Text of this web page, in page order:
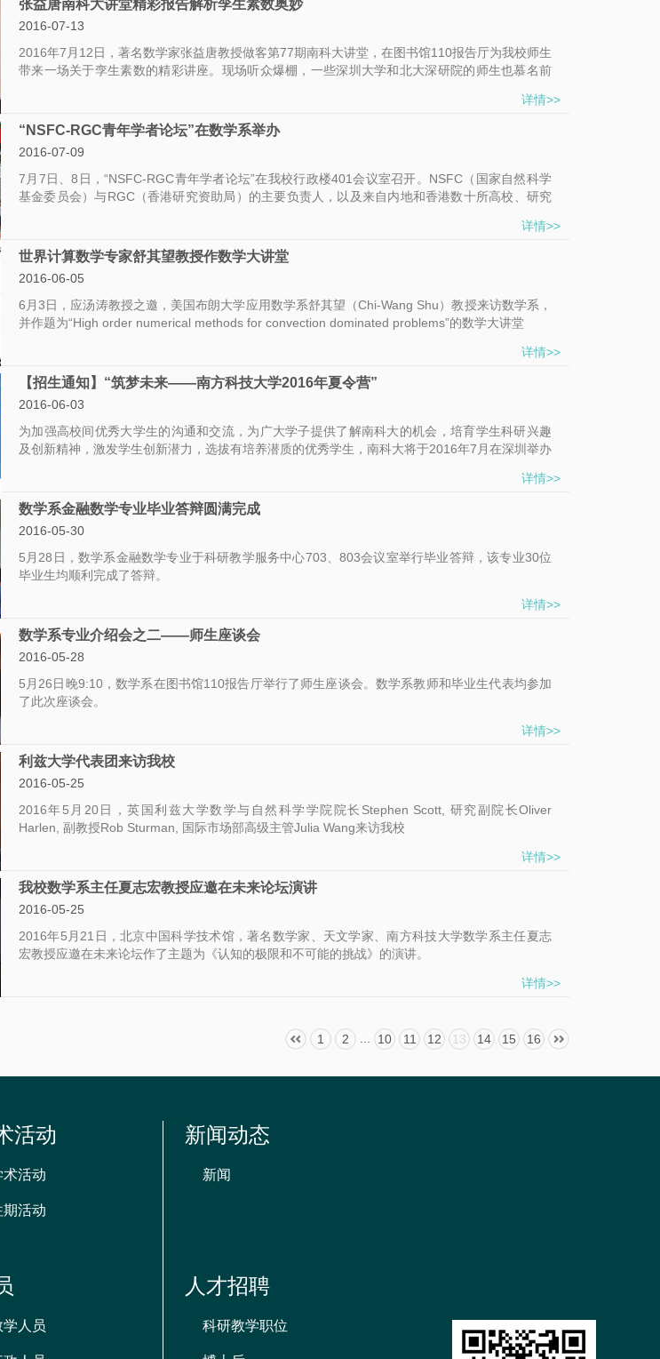
张益唐南科大讲堂精彩报告解析孪生素数奥妙
2016-07-13
2016年7月12日，著名数学家张益唐教授做客第77期南科大讲堂，在图书馆110报告厅为我校师生
带来一场关于孪生素数的精彩讲座。现场听众爆棚，一些深圳大学和北大深研院的师生也慕名前
详情>>
“NSFC-RGC青年学者论坛”在数学系举办
2016-07-09
7月7日、8日，“NSFC-RGC青年学者论坛”在我校行政楼401会议室召开。NSFC（国家自然科学
基金委员会）与RGC（香港研究资助局）的主要负责人，以及来自内地和香港数十所高校、研究
详情>>
世界计算数学专家舒其望教授作数学大讲堂
2016-06-05
6月3日，应汤涛教授之邀，美国布朗大学应用数学系舒其望（Chi-Wang Shu）教授来访数学系，
并作题为“High order numerical methods for convection dominated problems”的数学大讲堂
详情>>
【招生通知】“筑梦未来——南方科技大学2016年夏令营”
2016-06-03
为加强高校间优秀大学生的沟通和交流，为广大学子提供了解南科大的机会，培育学生科研兴趣
及创新精神，激发学生创新潜力，选拔有培养潜质的优秀学生，南科大将于2016年7月在深圳举办
详情>>
数学系金融数学专业毕业答辩圆满完成
2016-05-30
5月28日，数学系金融数学专业于科研教学服务中心703、803会议室举行毕业答辩，该专业30位
毕业生均顺利完成了答辩。
详情>>
数学系专业介绍会之二——师生座谈会
2016-05-28
5月26日晚9:10，数学系在图书馆110报告厅举行了师生座谈会。数学系教师和毕业生代表均参加
了此次座谈会。
详情>>
利兹大学代表团来访我校
2016-05-25
2016年5月20日，英国利兹大学数学与自然科学学院院长Stephen Scott, 研究副院长Oliver
Harlen, 副教授Rob Sturman, 国际市场部高级主管Julia Wang来访我校
详情>>
我校数学系主任夏志宏教授应邀在未来论坛演讲
2016-05-25
2016年5月21日，北京中国科学技术馆，著名数学家、天文学家、南方科技大学数学系主任夏志
宏教授应邀在未来论坛作了主题为《认知的极限和不可能的挑战》的演讲。
详情>>
1 2 10 11 12 13 14 15 16
活动
术活动
期活动
新闻动态
新闻
学人员
人才招聘
科研教学职位